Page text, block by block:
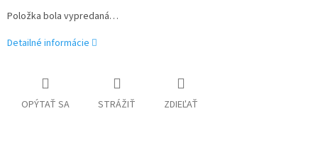
Položka bola vypredaná…
Detailné informácie
OPÝTAŤ SA STRÁŽIŤ ZDIEĽAŤ